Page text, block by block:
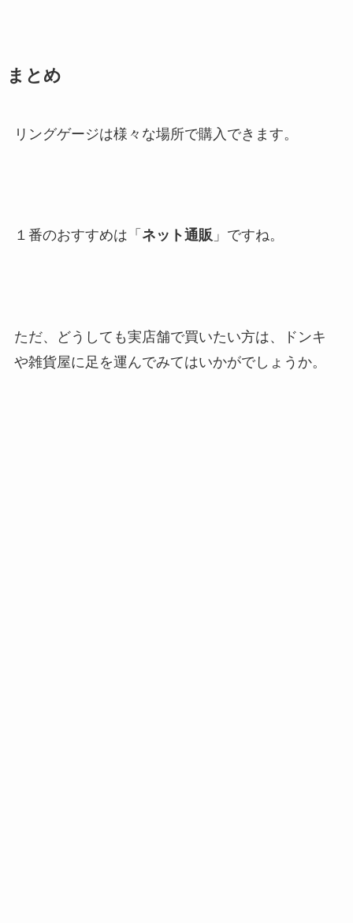
まとめ
リングゲージは様々な場所で購入できます。
１番のおすすめは「 ネット通販 」ですね。
ただ、どうしても実店舗で買いたい方は、ドンキ
や雑貨屋に足を運んでみてはいかがでしょうか。